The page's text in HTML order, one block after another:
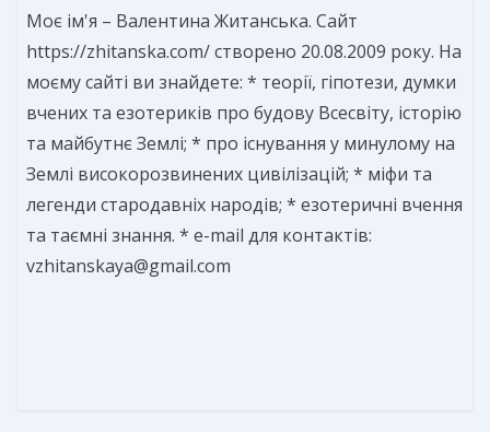
Моє ім'я – Валентина Житанська. Сайт
https://zhitanska.com/ створено 20.08.2009 року. На
моєму сайті ви знайдете: * теорії, гіпотези, думки
вчених та езотериків про будову Всесвіту, історію
та майбутнє Землі; * про існування у минулому на
Землі високорозвинених цивілізацій; * міфи та
легенди стародавніх народів; * езотеричні вчення
та таємні знання. * e-mail для контактів:
vzhitanskaya@gmail.com